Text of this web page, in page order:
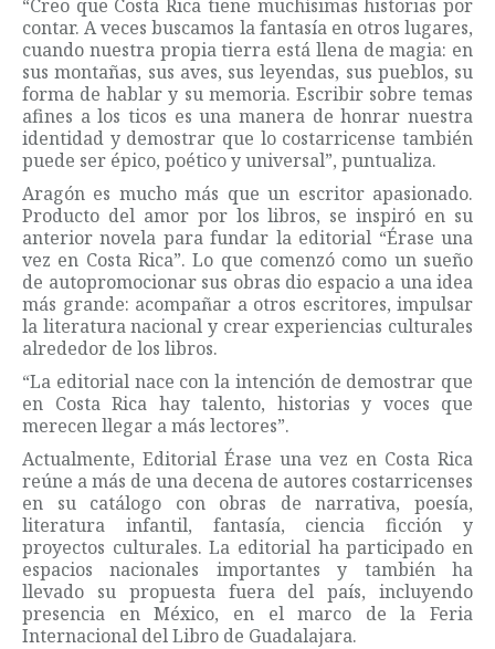
“Creo que Costa Rica tiene muchísimas historias por
contar. A veces buscamos la fantasía en otros lugares,
cuando nuestra propia tierra está llena de magia: en
sus montañas, sus aves, sus leyendas, sus pueblos, su
forma de hablar y su memoria. Escribir sobre temas
afines a los ticos es una manera de honrar nuestra
identidad y demostrar que lo costarricense también
puede ser épico, poético y universal”, puntualiza.
Aragón es mucho más que un escritor apasionado.
Producto del amor por los libros, se inspiró en su
anterior novela para fundar la editorial “Érase una
vez en Costa Rica”. Lo que comenzó como un sueño
de autopromocionar sus obras dio espacio a una idea
más grande: acompañar a otros escritores, impulsar
la literatura nacional y crear experiencias culturales
alrededor de los libros.
“La editorial nace con la intención de demostrar que
en Costa Rica hay talento, historias y voces que
merecen llegar a más lectores”.
Actualmente, Editorial Érase una vez en Costa Rica
reúne a más de una decena de autores costarricenses
en su catálogo con obras de narrativa, poesía,
literatura infantil, fantasía, ciencia ficción y
proyectos culturales. La editorial ha participado en
espacios nacionales importantes y también ha
llevado su propuesta fuera del país, incluyendo
presencia en México, en el marco de la Feria
Internacional del Libro de Guadalajara.